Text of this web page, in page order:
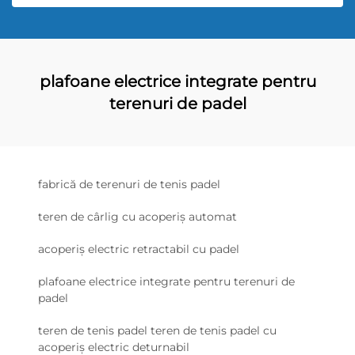
plafoane electrice integrate pentru
terenuri de padel
fabrică de terenuri de tenis padel
teren de cârlig cu acoperiș automat
acoperiș electric retractabil cu padel
plafoane electrice integrate pentru terenuri de
padel
teren de tenis padel teren de tenis padel cu
acoperiș electric deturnabil